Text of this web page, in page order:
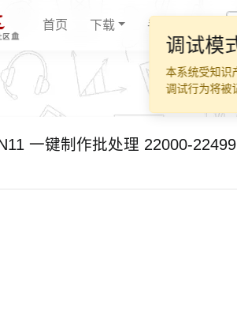
首页 下载 手册
一键制作批处理 22000-22499